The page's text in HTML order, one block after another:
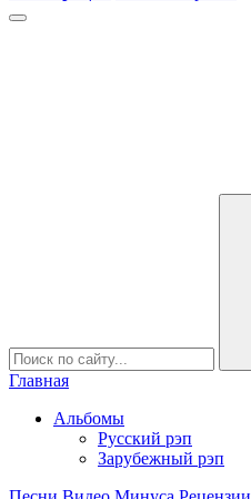
Главная
Альбомы
Русский рэп
Зарубежный рэп